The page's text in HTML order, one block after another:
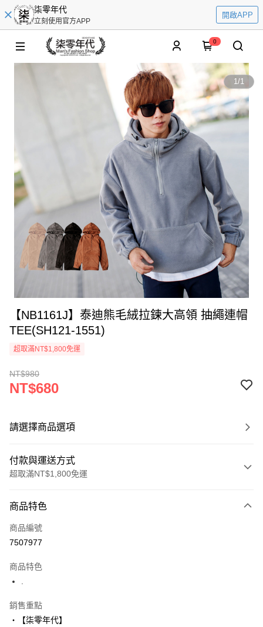
柒零年代
立刻使用官方APP
開啟APP
0
1/1
【NB1161J】泰迪熊毛絨拉鍊大高領 抽繩連帽
TEE(SH121-1551)
超取滿NT$1,800免運
NT$980
NT$680
請選擇商品選項
付款與運送方式
超取滿NT$1,800免運
信用卡一次付款
超商取貨付款
街口支付
悠遊付
商品特色
商品編號
7507977
商品特色
銷售重點
‧【柒零年代】